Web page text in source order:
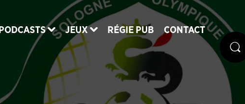
PODCASTS JEUX RÉGIE PUB CONTACT